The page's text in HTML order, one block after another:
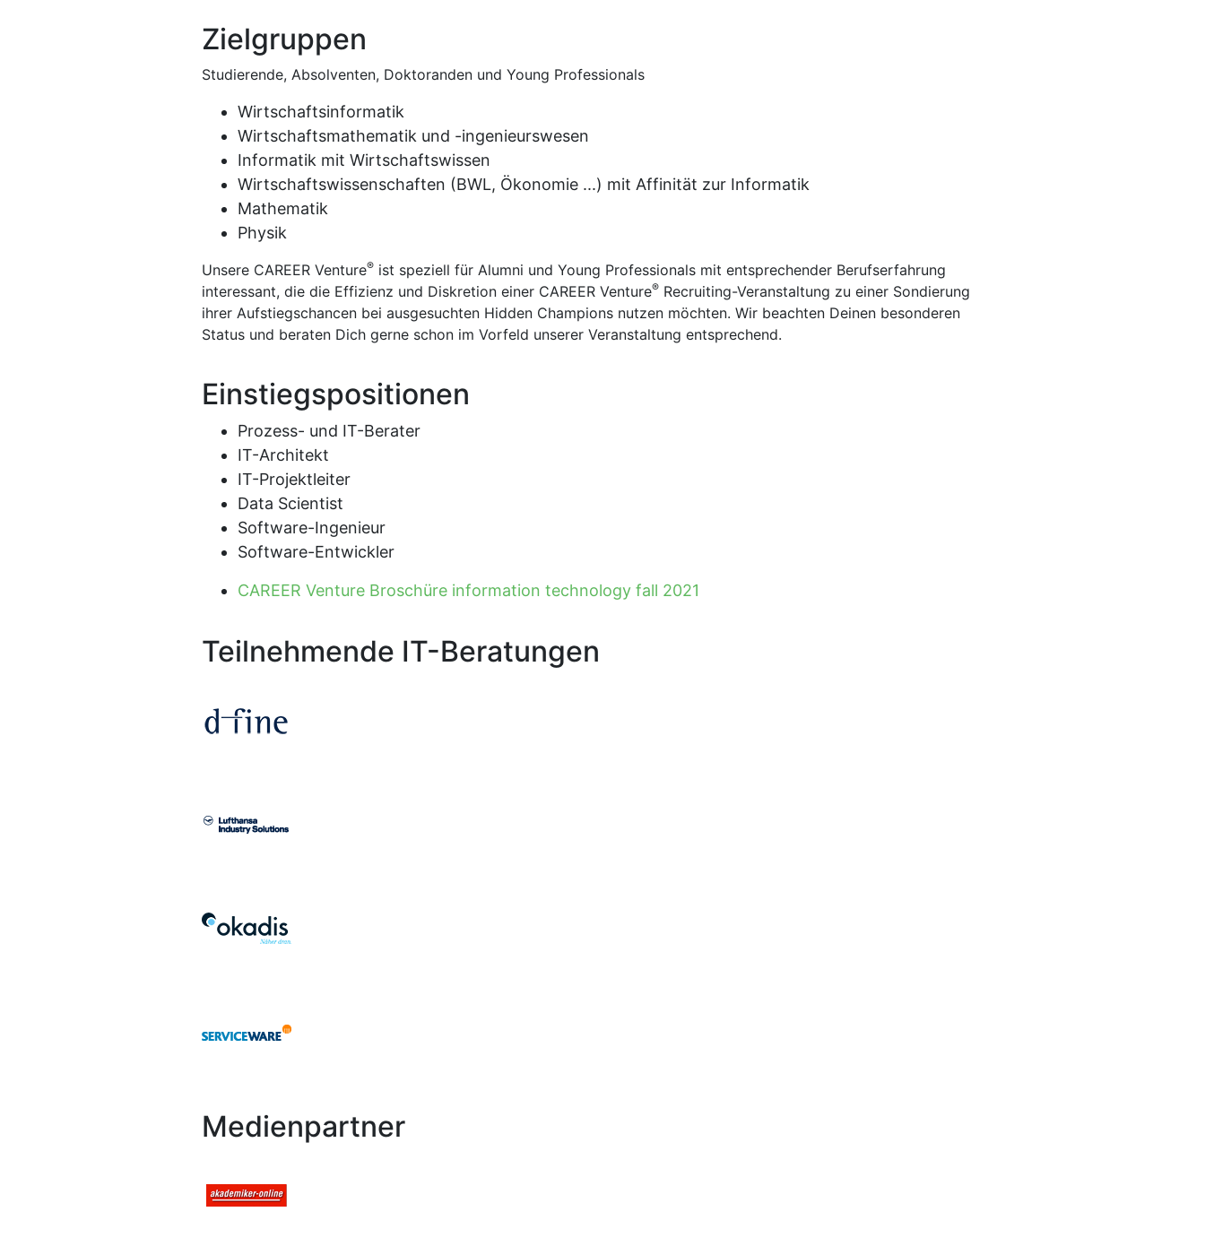
Zielgruppen
Studierende, Absolventen, Doktoranden und Young Professionals
Wirtschaftsinformatik
Wirtschaftsmathematik und -ingenieurswesen
Informatik mit Wirtschaftswissen
Wirtschaftswissenschaften (BWL, Ökonomie ...) mit Affinität zur Informatik
Mathematik
Physik
Unsere CAREER Venture®ist speziell für Alumni und Young Professionals mit entsprechender Berufserfahrung
interessant, die die Effizienz und Diskretion einer CAREER Venture®Recruiting-Veranstaltung zu einer Sondierung
ihrer Aufstiegschancen bei ausgesuchten Hidden Champions nutzen möchten. Wir beachten Deinen besonderen
Status und beraten Dich gerne schon im Vorfeld unserer Veranstaltung entsprechend.
Einstiegspositionen
Prozess- und IT-Berater
IT-Architekt
IT-Projektleiter
Data Scientist
Software-Ingenieur
Software-Entwickler
CAREER Venture Broschüre information technology fall 2021
Teilnehmende IT-Beratungen
Medienpartner